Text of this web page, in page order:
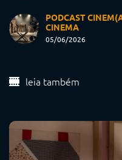
PODCAST
CINEMA
05/06/2026
leia também